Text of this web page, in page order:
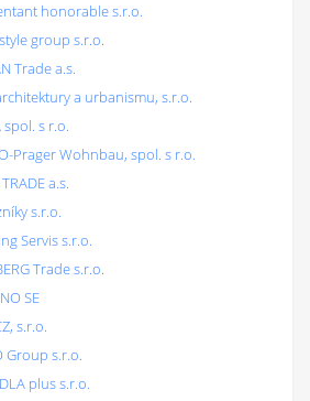
honorable s.r.o.
group s.r.o.
Trade a.s.
a urbanismu, s.r.o.
spol. s r.o.
Prager Wohnbau, spol. s r.o.
a.s.
s.r.o.
Servis s.r.o.
Trade s.r.o.
SE
s.r.o.
Group s.r.o.
plus s.r.o.